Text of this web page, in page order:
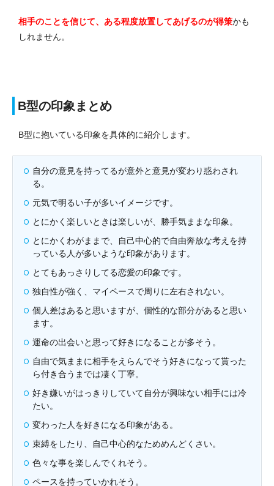
相手のことを信じて、ある程度放置してあげるのが得策かも
しれません。
B型の印象まとめ
B型に抱いている印象を具体的に紹介します。
自分の意見を持ってるが意外と意見が変わり惑わされ
る。
元気で明るい子が多いイメージです。
とにかく楽しいときは楽しいが、勝手気ままな印象。
とにかくわがままで、自己中心的で自由奔放な考えを持
っている人が多いような印象があります。
とてもあっさりしてる恋愛の印象です。
独自性が強く、マイペースで周りに左右されない。
個人差はあると思いますが、個性的な部分があると思い
ます。
運命の出会いと思って好きになることが多そう。
自由で気ままに相手をえらんでそう好きになって貰った
ら付き合うまでは凄く丁寧。
好き嫌いがはっきりしていて自分が興味ない相手には冷
たい。
変わった人を好きになる印象がある。
束縛をしたり、自己中心的なためめんどくさい。
色々な事を楽しんでくれそう。
ペースを持っていかれそう。